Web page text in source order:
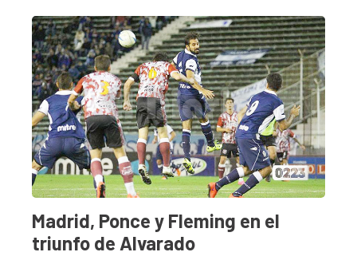
Madrid, Ponce y Fleming en el
triunfo de Alvarado